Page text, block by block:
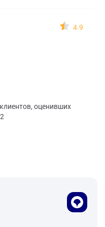
4.9
оценивших